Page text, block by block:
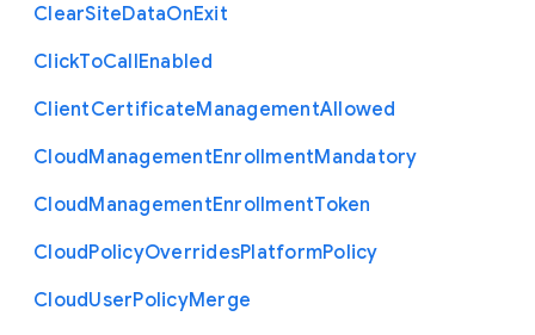
ClearSiteDataOnExit
ClickToCallEnabled
ClientCertificateManagementAllowed
CloudManagementEnrollmentMandatory
CloudManagementEnrollmentToken
CloudPolicyOverridesPlatformPolicy
CloudUserPolicyMerge